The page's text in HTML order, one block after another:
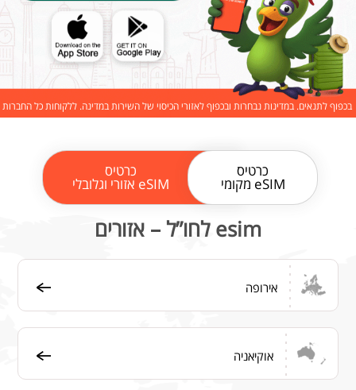
בכפוף לתנאים. במדינות נבחרות ובכפוף לאזורי הכיסוי של השירות במדינה. ללקוחות כל החברות
כרטיס
eSIM מקומי
כרטיס
eSIM אזורי וגלובלי
esim לחו”ל – אזורים
אירופה
אוקיאניה